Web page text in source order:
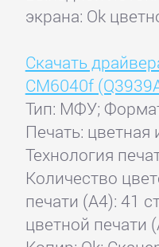
экрана: Ok
Скачать
CM6040f
Тип: МФУ;
Печать: цветная
Технология
Количество
печати (А4): 41
цветной печати